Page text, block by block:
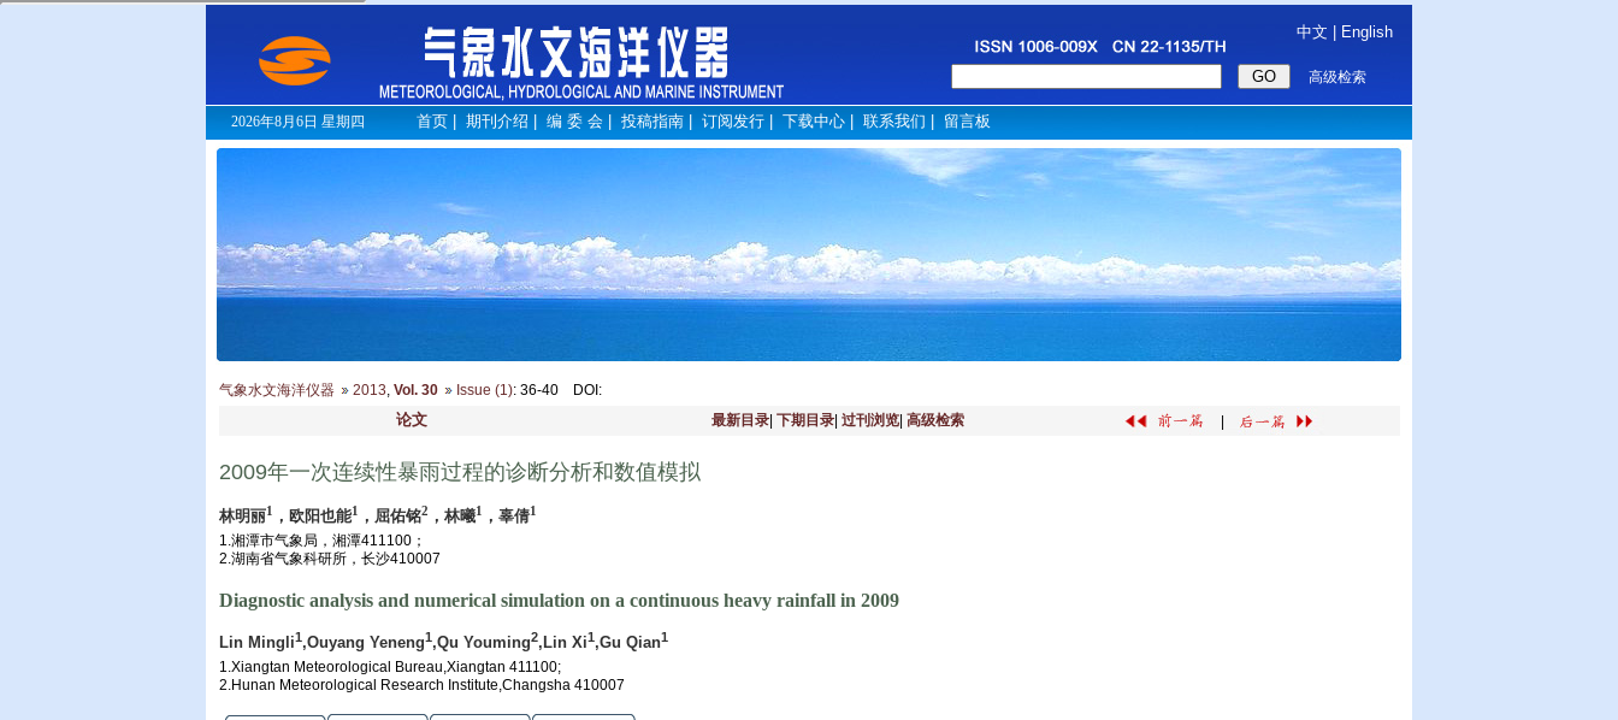
中文 English
高级检索
2026年8月6日 星期四 首页 期刊介绍 编 委 会 投稿指南 订阅发行 下载中心 联系我们 留言板
气象水文海洋仪器 2013, Vol. 30 Issue (1): 36-40 DOI :
论文 最新目录 下期目录 过刊浏览 高级检索
2009年一次连续性暴雨过程的诊断分析和数值模拟
林明丽1 ，欧阳也能1 ，屈佑铭2 ，林曦1 ，辜倩1
1.湘潭市气象局，湘潭411100；
2.湖南省气象科研所，长沙410007
Diagnostic analysis and numerical simulation on a continuous heavy rainfall in 2009
Lin Mingli1,Ouyang Yeneng1,Qu Youming2,Lin Xi1,Gu Qian1
1.Xiangtan Meteorological Bureau,Xiangtan 411100;
2.Hunan Meteorological Research Institute,Changsha 410007